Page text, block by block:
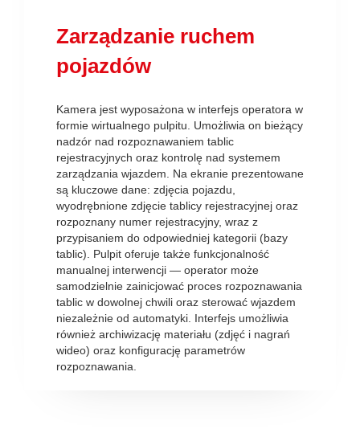
Zarządzanie ruchem
pojazdów
Kamera jest wyposażona w interfejs operatora w
formie wirtualnego pulpitu. Umożliwia on bieżący
nadzór nad rozpoznawaniem tablic
rejestracyjnych oraz kontrolę nad systemem
zarządzania wjazdem. Na ekranie prezentowane
są kluczowe dane: zdjęcia pojazdu,
wyodrębnione zdjęcie tablicy rejestracyjnej oraz
rozpoznany numer rejestracyjny, wraz z
przypisaniem do odpowiedniej kategorii (bazy
tablic). Pulpit oferuje także funkcjonalność
manualnej interwencji — operator może
samodzielnie zainicjować proces rozpoznawania
tablic w dowolnej chwili oraz sterować wjazdem
niezależnie od automatyki. Interfejs umożliwia
również archiwizację materiału (zdjęć i nagrań
wideo) oraz konfigurację parametrów
rozpoznawania.